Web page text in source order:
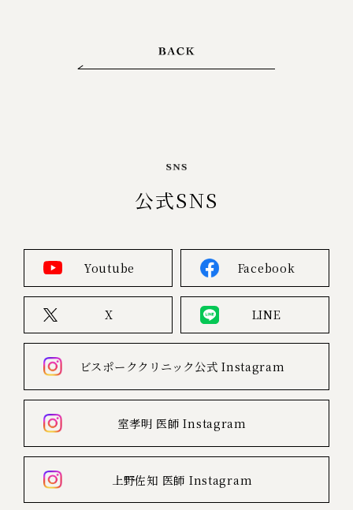
公式SNS
Youtube Facebook
X LINE
ビスポーククリニック公式 Instagram
室孝明 医師 Instagram
上野佐知 医師 Instagram